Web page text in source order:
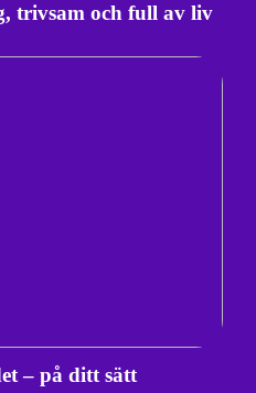
trivsam och full av liv
– på ditt sätt